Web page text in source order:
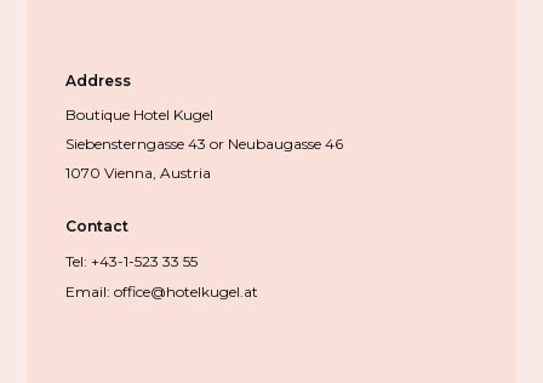
Address
Boutique Hotel Kugel
Siebensterngasse 43 or Neubaugasse 46
1070 Vienna, Austria
Contact
Tel: +43-1-523 33 55
Email: office@hotelkugel.at